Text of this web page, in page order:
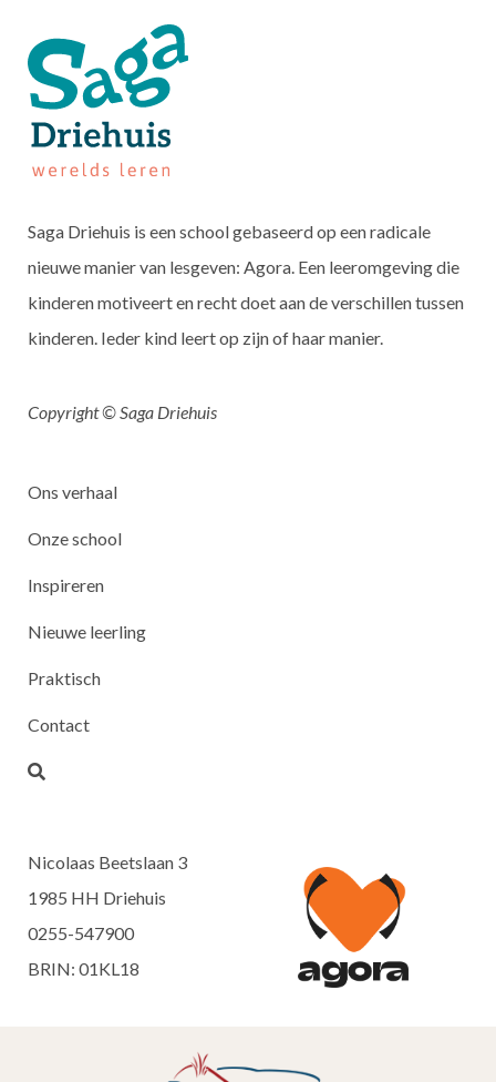
Saga Driehuis is een school gebaseerd op een radicale
nieuwe manier van lesgeven: Agora. Een leeromgeving die
kinderen motiveert en recht doet aan de verschillen tussen
kinderen. Ieder kind leert op zijn of haar manier.
Copyright © Saga Driehuis
Ons verhaal
Onze school
Inspireren
Nieuwe leerling
Praktisch
Contact
Nicolaas Beetslaan 3
1985 HH Driehuis
0255-547900
BRIN: 01KL18